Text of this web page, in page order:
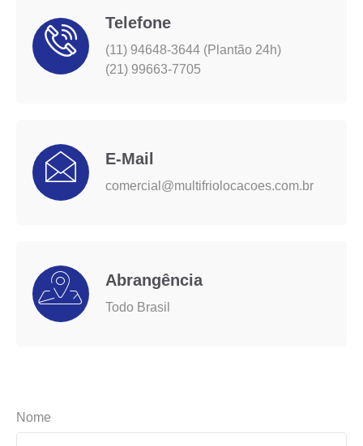
Telefone
(11) 94648-3644 (Plantão 24h)
(21) 99663-7705
E-Mail
comercial@multifriolocacoes.com.br
Abrangência
Todo Brasil
Nome